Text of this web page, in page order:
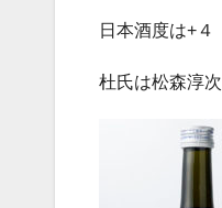
日本酒度は+４
杜氏は松森淳次